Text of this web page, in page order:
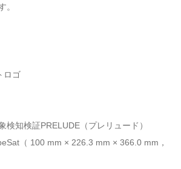
。
ロゴ
検知検証PRELUDE（プレリュード）
（ 100 mm × 226.3 mm × 366.0 mm，